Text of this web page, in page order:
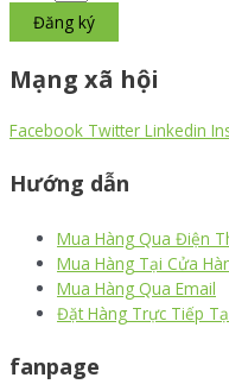
Đăng ký
Mạng xã hội
Facebook Twitter Linkedin
Hướng dẫn
Mua Hàng Qua Điện
Mua Hàng Tại Cửa
Mua Hàng Qua Email
Đặt Hàng Trực Tiếp
fanpage